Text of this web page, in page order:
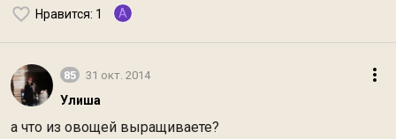
Нравится: 1 A
85 31 окт. 2014
Улиша
а что из овощей выращиваете?